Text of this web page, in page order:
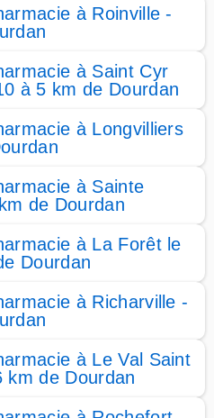
à Roinville -
à Saint Cyr
à 5 km de Dourdan
à Longvilliers
à Sainte
de Dourdan
à La Forêt le
Dourdan
à Richarville -
à Le Val Saint
km de Dourdan